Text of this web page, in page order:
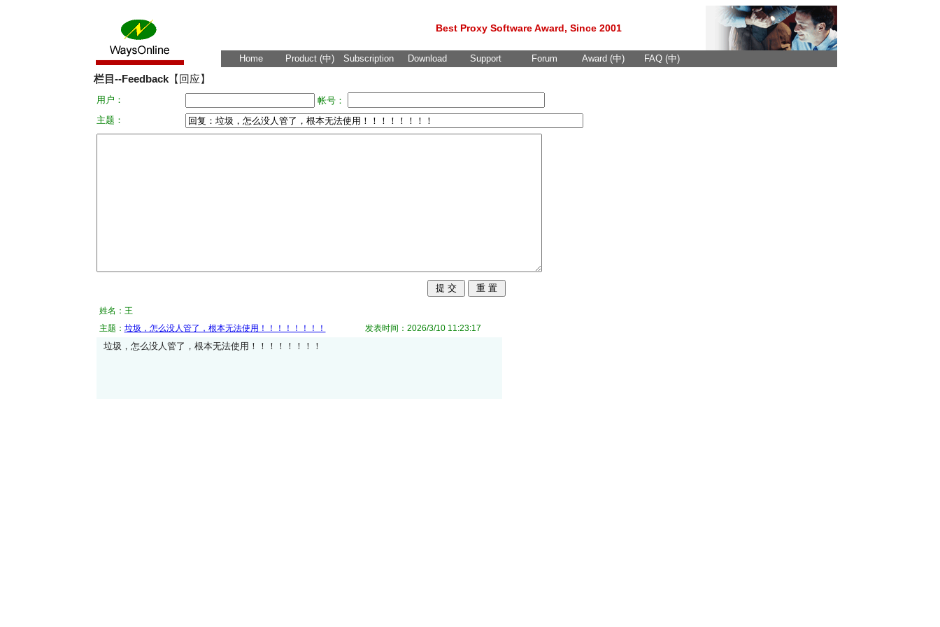
Best Proxy Software Award, Since 2001
Home Product (中) Subscription Download Support Forum Award (中) FAQ (中)
栏目--Feedback【回应】
用户：
帐号：
主题：
姓名：王
主题： 垃圾，怎么没人管了，根本无法使用！！！！！！！！ 发表时间：2026/3/10 11:23:17
垃圾，怎么没人管了，根本无法使用！！！！！！！！